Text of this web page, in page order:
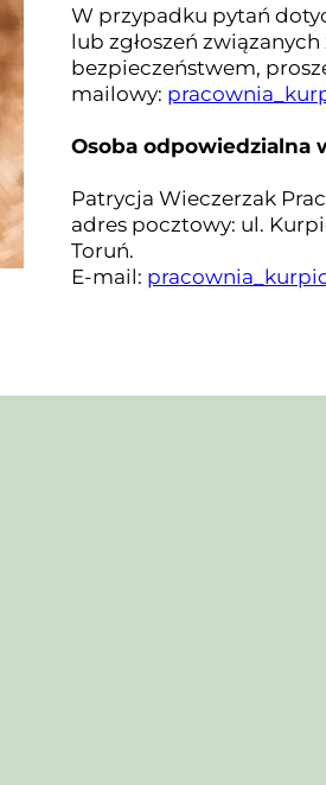
W przypadku pytań
lub zgłoszeń związanych
bezpieczeństwem,
mailowy:
Osoba odpowiedzialna
Patrycja Wieczerzak
adres pocztowy: ul.
Toruń.
E-mail: